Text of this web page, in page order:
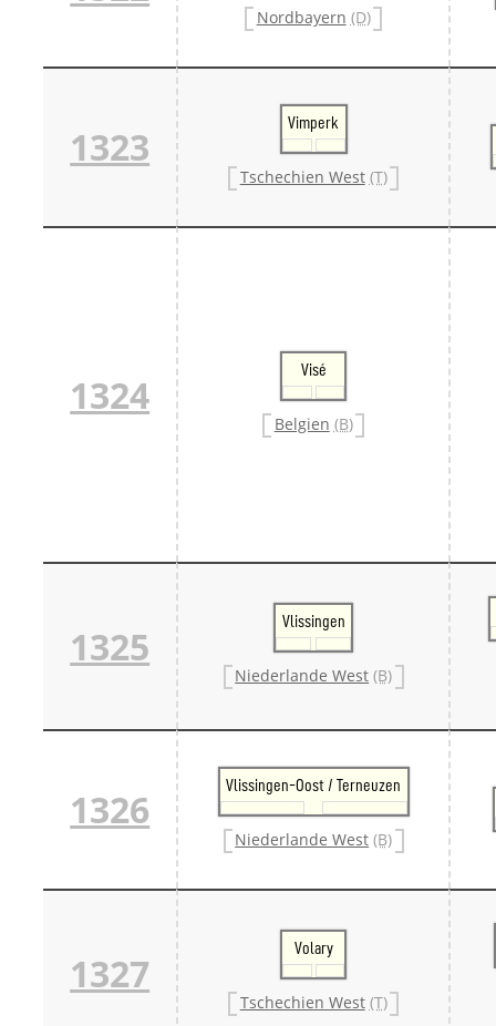
Nordbayern (D)
1323
Vimperk
Tschechien West (T)
1324
Visé
Belgien (B)
1325
Vlissingen
Niederlande West (B)
1326
Vlissingen-Oost / Terneuzen
Niederlande West (B)
1327
Volary
Tschechien West (T)